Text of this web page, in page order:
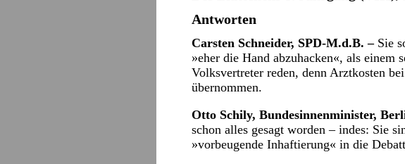
Antworten
Carsten Schneider, SPD-M.d.B. –Sie
»eher die Hand abzuhacken«, als einem
Volksvertreter reden, denn Arztkosten
übernommen.
Otto Schily, Bundesinnenminister,
schon alles gesagt worden – indes: Sie
»vorbeugende Inhaftierung« in die